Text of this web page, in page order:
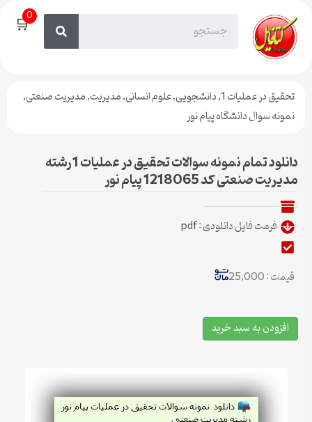
🛒0
تحقیق در عملیات 1 ,دانشجویی,علوم انسانی,مدیریت,مدیریت صنعتی,
نمونه سوال دانشگاه پیام نور
دانلود تمام نمونه سوالات تحقیق در عملیات 1 رشته
مدیریت صنعتی کد 1218065 پیام نور
فرمت فایل دانلودی : pdf
قیمت : 25,000
افزودن به سبد خرید